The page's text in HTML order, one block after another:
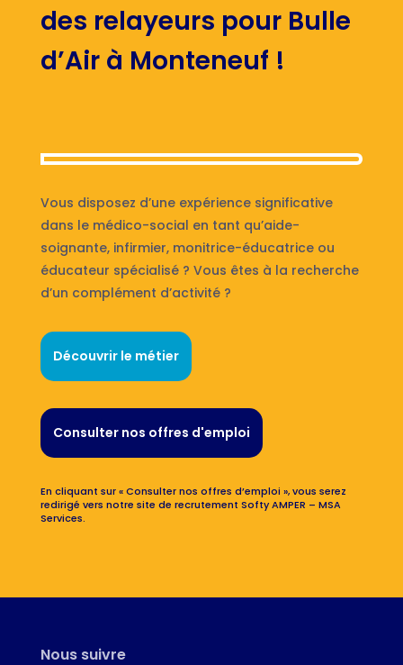
des relayeurs pour Bulle
d’Air à Monteneuf !
Vous disposez d’une expérience significative
dans le médico-social en tant qu’aide-
soignante, infirmier, monitrice-éducatrice ou
éducateur spécialisé ? Vous êtes à la recherche
d’un complément d’activité ?
Découvrir le métier
Consulter nos offres d'emploi
En cliquant sur « Consulter nos offres d’emploi », vous serez
redirigé vers notre site de recrutement Softy AMPER – MSA
Services.
Nous suivre